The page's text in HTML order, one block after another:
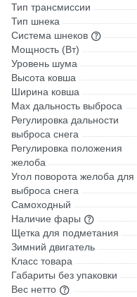
Тип трансмиссии
Тип шнека
Система шнеков
Мощность (Вт)
Уровень шума
Высота ковша
Ширина ковша
Max дальность выброса
Регулировка дальности
выброса снега
Регулировка положения
желоба
Угол поворота желоба для
выброса снега
Самоходный
Наличие фары
Щетка для подметания
Зимний двигатель
Класс товара
Габариты без упаковки
Вес нетто